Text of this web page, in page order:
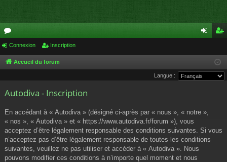
or
u
s
cri
pti
Connexion Inscription
Accueil du forum
Langue :
Autodiva - Inscription
En accédant à « Autodiva » (désigné ci-après par « nous », « notre »,
« nos », « Autodiva » et « https://www.autodiva.fr/forum »), vous
acceptez d’être légalement responsable des conditions suivantes. Si vous
n’acceptez pas d’être légalement responsable de toutes les conditions
suivantes, veuillez ne pas utiliser et accéder à « Autodiva ». Nous
pouvons modifier ces conditions à n’importe quel moment et nous